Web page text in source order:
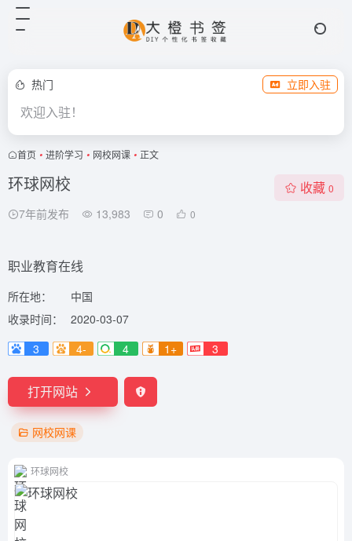
热门 立即入驻
欢迎入驻！
首页 • 进阶学习 • 网校网课 • 正文
环球网校
7年前发布 13,983 0 0
收藏 0
职业教育在线
所在地：
中国
收录时间：
2020-03-07
3
4- 4 1+ 3
打开网站
网校网课
环球网校